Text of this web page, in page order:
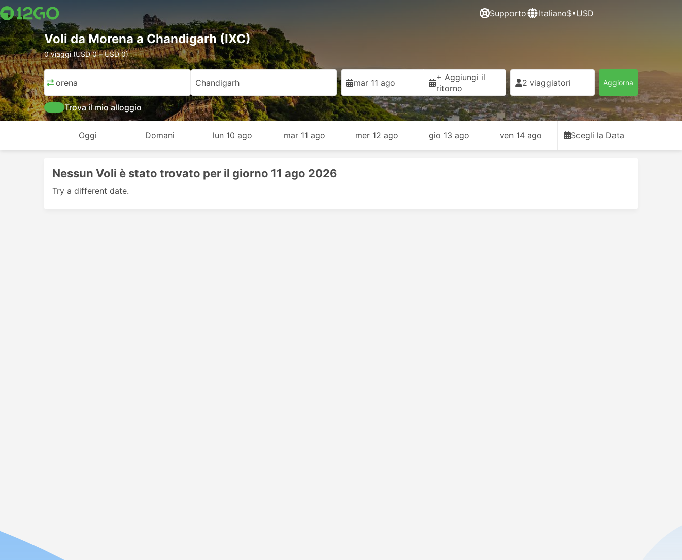
Supporto Italiano$•USD
Voli da Morena a Chandigarh (IXC)
0 viaggi (USD 0 – USD 0)
Morena Chandigarh mar 11 ago
+ Aggiungi il
ritorno
2 viaggiatori Aggiorna
Trova il mio alloggio
Oggi Domani lun 10 ago mar 11 ago mer 12 ago gio 13 ago ven 14 ago Scegli la Data
Nessun Voli è stato trovato per il giorno 11 ago 2026
Try a different date.